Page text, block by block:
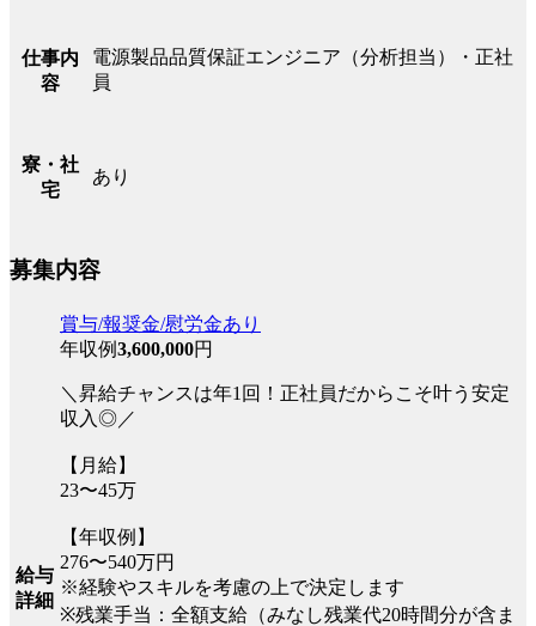
仕事内
容
電源製品品質保証エンジニア（分析担当）・正社
員
寮・社
宅
あり
募集内容
給与
詳細
賞与/報奨金/慰労金あり
年収例3,600,000円
＼昇給チャンスは年1回！正社員だからこそ叶う安定
収入◎／
【月給】
23〜45万
【年収例】
276〜540万円
※経験やスキルを考慮の上で決定します
※残業手当：全額支給（みなし残業代20時間分が含ま